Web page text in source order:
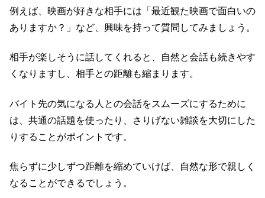
例えば、映画が好きな相手には「最近観た映画で面白いの
ありますか？」など、興味を持って質問してみましょう。
相手が楽しそうに話してくれると、自然と会話も続きやす
くなりますし、相手との距離も縮まります。
バイト先の気になる人との会話をスムーズにするために
は、共通の話題を使ったり、さりげない雑談を大切にした
りすることがポイントです。
焦らずに少しずつ距離を縮めていけば、自然な形で親しく
なることができるでしょう。